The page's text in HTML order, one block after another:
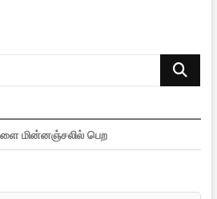
Search
மின்னஞ்சலில் பெற